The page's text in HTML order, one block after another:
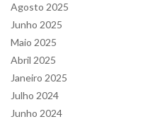
Agosto 2025
Junho 2025
Maio 2025
Abril 2025
Janeiro 2025
Julho 2024
Junho 2024